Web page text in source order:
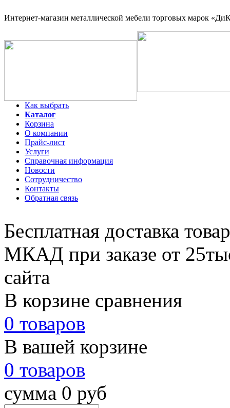
Интернет-магазин металлической мебели торговых марок
Как выбрать
Каталог
Корзина
О компании
Прайс-лист
Услуги
Справочная информация
Новости
Сотрудничество
Контакты
Обратная связь
Бесплатная доставка
МКАД при заказе от
сайта
В корзине сравнения
0 товаров
В вашей корзине
0 товаров
сумма 0 руб